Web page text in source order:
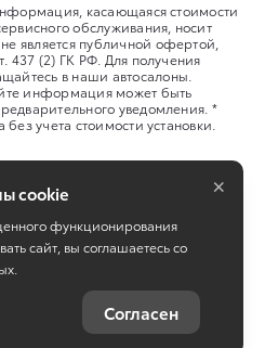
касающаяся стоимости
обслуживания, носит
является публичной офертой,
437 (2) ГК РФ. Для получения
в наши автосалоны.
информация может быть
уведомления. *
учета стоимости установки.
cookie
функционирования
сайт, вы соглашаетесь со
Согласен
×